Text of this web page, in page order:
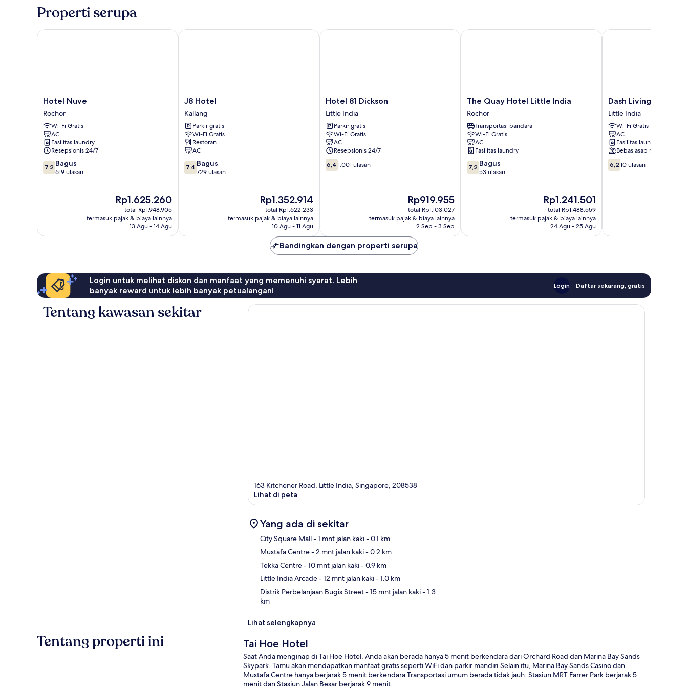
(Redux)
Properti serupa
Hotel
Nuve
Rochor
Hotel Nuve
Rochor
Wi-Fi Gratis
AC
Fasilitas laundry
Resepsionis 24/7
7.2
dari
7,2 Bagus
619 ulasan
Harga
sekarang
Rp1.625.260
Rp1.625.260
total Rp1.948.905
termasuk pajak & biaya lainnya
13 Agu - 14 Agu
Hotel Nuve
J8
Hotel
Kallang
J8 Hotel
Kallang
Parkir gratis
Wi-Fi Gratis
Restoran
AC
7.4
dari
7,4 Bagus
729 ulasan
Harga
sekarang
Rp1.352.914
Rp1.352.914
total Rp1.622.233
termasuk pajak & biaya lainnya
10 Agu - 11 Agu
J8 Hotel
Hotel
81
Dickson
Little
India
Hotel 81 Dickson
Little India
Parkir gratis
Wi-Fi Gratis
AC
Resepsionis 24/7
6.4
dari
6,4 1.001 ulasan
Harga
sekarang
Rp919.955
Rp919.955
total Rp1.103.027
termasuk pajak & biaya lainnya
2 Sep - 3 Sep
Hotel 81 Dickson
The
Quay
Hotel
Little
India
Rochor
The Quay Hotel Little India
Rochor
Transportasi bandara
Wi-Fi Gratis
AC
Fasilitas laundry
7.2
dari
7,2 Bagus
53 ulasan
Harga
sekarang
Rp1.241.501
Rp1.241.501
total Rp1.488.559
termasuk pajak & biaya lainnya
24 Agu - 25 Agu
The Quay Hotel Little India
Dash
Living
Rochor
Little
India
Dash Living Rochor
Little India
Wi-Fi Gratis
AC
Fasilitas laundry
Bebas asap rokok
6.2
dari
6,2 10 ulasan
Dash Living Rochor
Bandingkan dengan properti serupa
Login untuk melihat diskon dan manfaat yang memenuhi syarat. Lebih
banyak reward untuk lebih banyak petualangan!
Login Daftar sekarang, gratis
Tentang kawasan sekitar
163 Kitchener Road, Little India, Singapore, 208538
Lihat di peta
Yang ada di sekitar
City Square Mall- 1 mnt jalan kaki- 0.1 km
Mustafa Centre- 2 mnt jalan kaki- 0.2 km
Tekka Centre- 10 mnt jalan kaki- 0.9 km
Little India Arcade- 12 mnt jalan kaki- 1.0 km
Distrik Perbelanjaan Bugis Street- 15 mnt jalan kaki- 1.3
km
Lihat selengkapnya
Tentang properti ini Tai Hoe Hotel
Saat Anda menginap di Tai Hoe Hotel, Anda akan berada hanya 5 menit berkendara dari Orchard Road dan Marina Bay Sands
Skypark. Tamu akan mendapatkan manfaat gratis seperti WiFi dan parkir mandiri.Selain itu, Marina Bay Sands Casino dan
Mustafa Centre hanya berjarak 5 menit berkendara.Transportasi umum berada tidak jauh: Stasiun MRT Farrer Park berjarak 5
menit dan Stasiun Jalan Besar berjarak 9 menit.